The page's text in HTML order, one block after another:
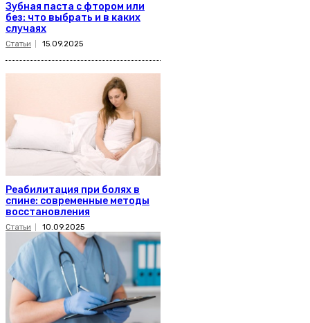
Зубная паста с фтором или
без: что выбрать и в каких
случаях
Статьи 15.09.2025
Реабилитация при болях в
спине: современные методы
восстановления
Статьи 10.09.2025